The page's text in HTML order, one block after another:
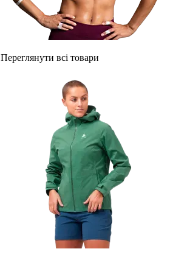
Переглянути всі товари